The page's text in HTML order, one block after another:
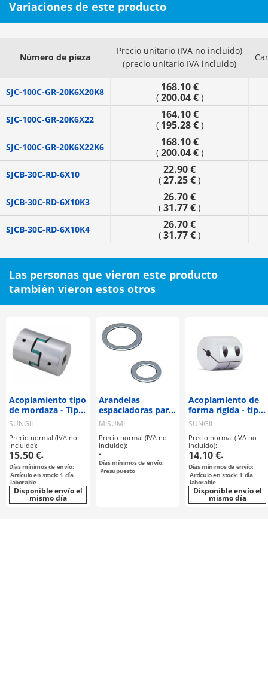
Variaciones de este producto
Número de pieza
Precio unitario (IVA no incluido)
(precio unitario IVA incluido)
SJC-100C-GR-20K6X20K8 168.10 €
( 200.04 €)
SJC-100C-GR-20K6X22 164.10 €
( 195.28 €)
SJC-100C-GR-20K6X22K6 168.10 €
( 200.04 €)
SJCB-30C-RD-6X10 22.90 €
( 27.25 € )
SJCB-30C-RD-6X10K3 26.70 €
( 31.77 € )
SJCB-30C-RD-6X10K4 26.70 €
( 31.77 € )
Las personas que vieron este producto
también vieron estos otros
Acoplamiento tipo
de mordaza - Tipo
de prisionero [SJC-
14-GR]
SUNGIL
Precio normal (IVA no
incluido):
15.50 €-
Días mínimos de envío:
Artículo en stock: 1 día
laborable
Disponible envío el
mismo día
Arandelas
espaciadoras para
tornillos
prisioneros
MISUMI
Precio normal (IVA no
incluido):
-
Días mínimos de envío:
Presupuesto
Acoplamiento de
forma rígida - tipo
de sujeción -
SUNGIL
Precio normal (IVA no
incluido):
14.10 €-
Días mínimos de envío:
Artículo en stock: 1 día
laborable
Disponible envío el
mismo día